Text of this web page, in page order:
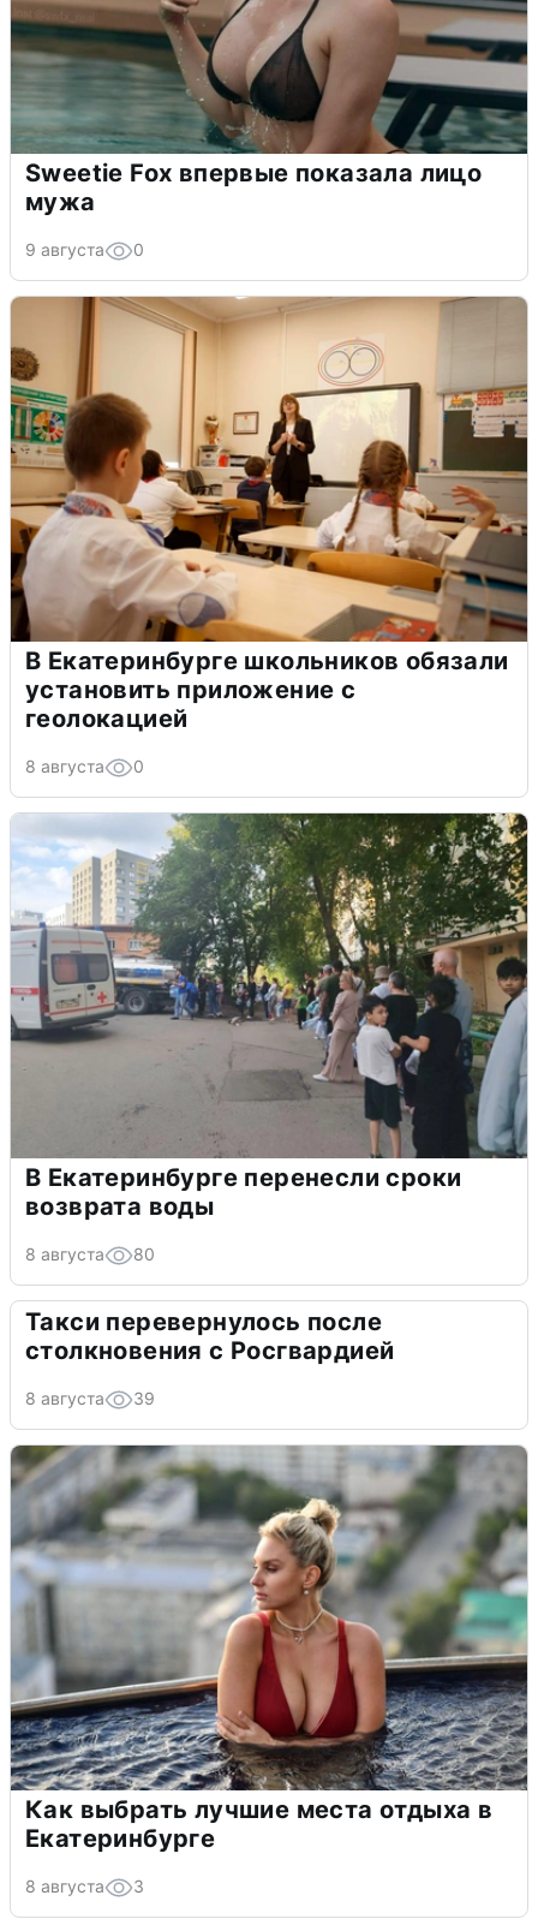
Sweetie Fox впервые показала лицо
мужа
9 августа 0
В Екатеринбурге школьников обязали
установить приложение с
геолокацией
8 августа 0
В Екатеринбурге перенесли сроки
возврата воды
8 августа 80
Такси перевернулось после
столкновения с Росгвардией
8 августа 39
Как выбрать лучшие места отдыха в
Екатеринбурге
8 августа 3